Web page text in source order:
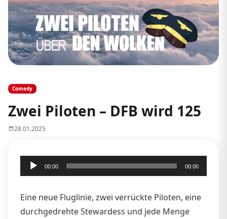
Comedy
Zwei Piloten – DFB wird 125
28.01.2025
Audio-
Player
00:00 00:00
Eine neue Fluglinie, zwei verrückte Piloten, eine
durchgedrehte Stewardess und jede Menge